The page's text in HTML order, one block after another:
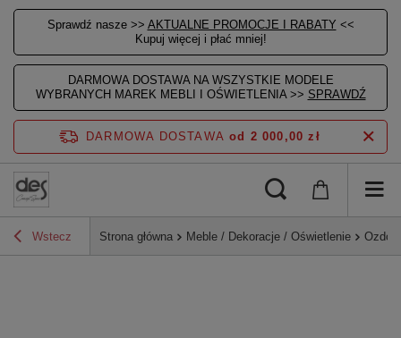
Sprawdź nasze >> AKTUALNE PROMOCJE I RABATY <<
Kupuj więcej i płać mniej!
DARMOWA DOSTAWA NA WSZYSTKIE MODELE
WYBRANYCH MAREK MEBLI I OŚWIETLENIA >> SPRAWDŹ
DARMOWA DOSTAWA od 2 000,00 zł
Wstecz Strona główna Meble / Dekoracje / Oświetlenie